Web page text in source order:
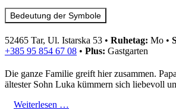
Bedeutung der Symbole
52465 Tar, Ul. Istarska 53 • Ruhetag: Mo •
+385 95 854 67 08 • Plus: Gastgarten
Die ganze Familie greift hier zusammen.
ältester Sohn Luka kümmern sich liebevoll
Weiterlesen …